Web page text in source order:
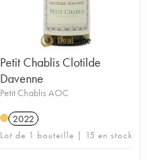
Petit Chablis Clotilde
Davenne
Petit Chablis AOC
2022
Lot de 1 bouteille | 15 en stock